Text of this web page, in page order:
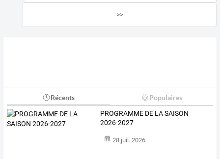
>>
Récents Populaires
PROGRAMME DE LA SAISON
2026-2027
28 juil. 2026